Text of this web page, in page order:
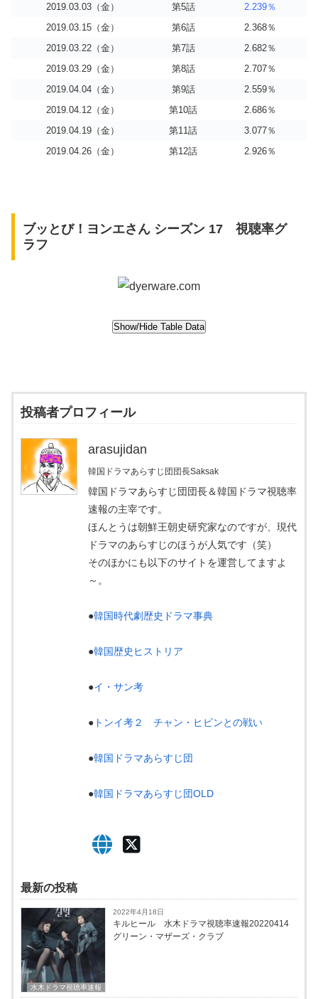
2019.03.03（金）
第5話
2.239％
2019.03.15（金）
第6話
2.368％
2019.03.22（金）
第7話
2.682％
2019.03.29（金）
第8話
2.707％
2019.04.04（金）
第9話
2.559％
2019.04.12（金）
第10話
2.686％
2019.04.19（金）
第11話
3.077％
2019.04.26（金）
第12話 2.926％
ブッとび！ヨンエさん シーズン 17 視聴率グ
ラフ
投稿者プロフィール
arasujidan
韓国ドラマあらすじ団団長Saksak
韓国ドラマあらすじ団団長＆韓国ドラマ視聴率
速報の主宰です。
ほんとうは朝鮮王朝史研究家なのですが、現代
ドラマのあらすじのほうが人気です（笑）
そのほかにも以下のサイトを運営してますよ
～。
●韓国時代劇歴史ドラマ事典
●韓国歴史ヒストリア
●イ・サン考
● トンイ考２ チャン・ヒビンとの戦い
●韓国ドラマあらすじ団
●韓国ドラマあらすじ団OLD
最新の投稿
水木ドラマ視聴率速報
2022年4月18日
キルヒール 水木ドラマ視聴率速報20220414
グリーン・マザーズ・クラブ